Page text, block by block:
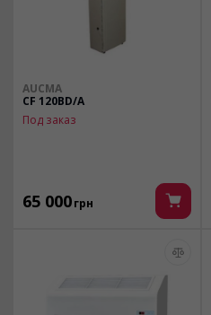
AUCMA
CF 120BD/A
Под заказ
65 000грн